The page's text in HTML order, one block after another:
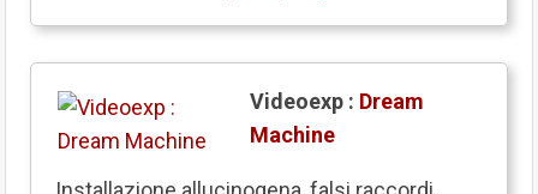
Videoexp : Dream
Machine